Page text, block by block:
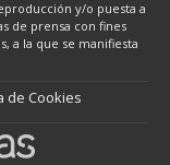
y/o puesta a
de prensa con fines
a la que se manifiesta
de Cookies